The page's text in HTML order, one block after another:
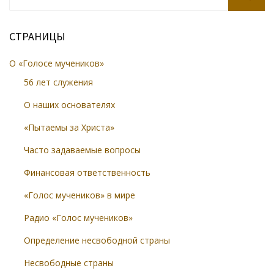
СТРАНИЦЫ
О «Голосе мучеников»
56 лет служения
О наших основателях
«Пытаемы за Христа»
Часто задаваемые вопросы
Финансовая ответственность
«Голос мучеников» в мире
Радио «Голос мучеников»
Определение несвободной страны
Несвободные страны